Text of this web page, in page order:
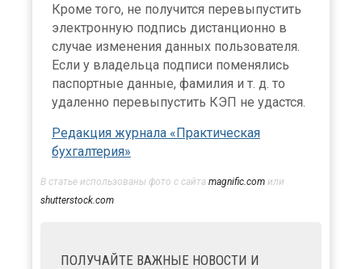
Кроме того, не получится перевыпустить
электронную подпись дистанционно в
случае изменения данных пользователя.
Если у владельца подписи поменялись
паспортные данные, фамилия и т. д. то
удаленно перевыпустить КЭП не удастся.
Редакция журнала «Практическая
бухгалтерия»
В статье использованы фото с сайта magnific.com или
shutterstock.com
ПОЛУЧАЙТЕ ВАЖНЫЕ НОВОСТИ И